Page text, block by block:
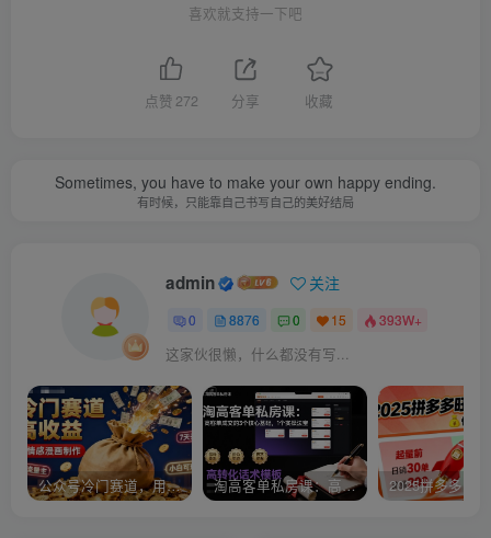
喜欢就支持一下吧
点赞 272 分享 收藏
Sometimes, you have to make your own happy ending.
有时候，只能靠自己书写自己的美好结局
admin 关注
0 8876 0 15 393W+
这家伙很懒，什么都没有写...
公众号冷门赛道，用AI做情感漫画，7天开通流量主，操作简单，小白可玩 淘高客单私房课：高客单成交的3个核心基础，1个实操法宝